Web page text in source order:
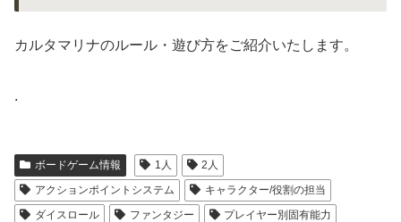
カルタマリナのルール・遊び方をご紹介いたします。
.
ボードゲーム情報 1人
2人
アクションポイントシステム
キャラクター/役割の担当
ダイスロール
ファンタジー
プレイヤー別固有能力